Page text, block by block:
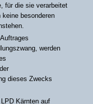
für die sie verarbeitet
besonderen
werden
dieses Zwecks
Kärnten auf